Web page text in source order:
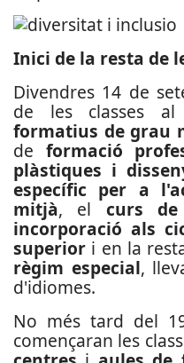
Inici de la resta de
Divendres 14 de
de les classes al
formatius de grau
de formació
plàstiques i
específic per a
mitjà, el curs
incorporació als
superior i en la
règim especial,
d'idiomes.
No més tard del
començaran les